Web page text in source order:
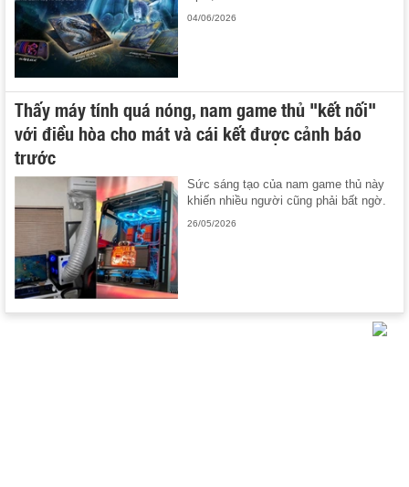
04/06/2026
Thấy máy tính quá nóng, nam game thủ "kết nối"
với điều hòa cho mát và cái kết được cảnh báo
trước
Sức sáng tạo của nam game thủ này
khiến nhiều người cũng phải bất ngờ.
26/05/2026